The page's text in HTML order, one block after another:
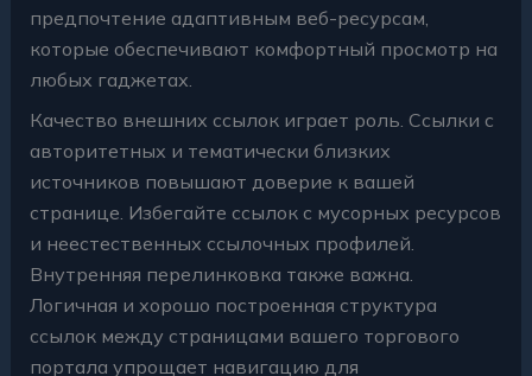
предпочтение адаптивным веб-ресурсам,
которые обеспечивают комфортный просмотр на
любых гаджетах.
Качество внешних ссылок играет роль. Ссылки с
авторитетных и тематически близких
источников повышают доверие к вашей
странице. Избегайте ссылок с мусорных ресурсов
и неестественных ссылочных профилей.
Внутренняя перелинковка также важна.
Логичная и хорошо построенная структура
ссылок между страницами вашего торгового
портала упрощает навигацию для